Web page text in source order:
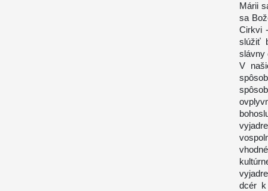
Márii
sa
Cirkvi
slúžiť
slávny
V
dcér